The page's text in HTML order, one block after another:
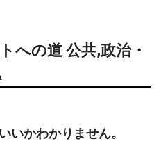
への道 公共,政治・
いかわかりません。